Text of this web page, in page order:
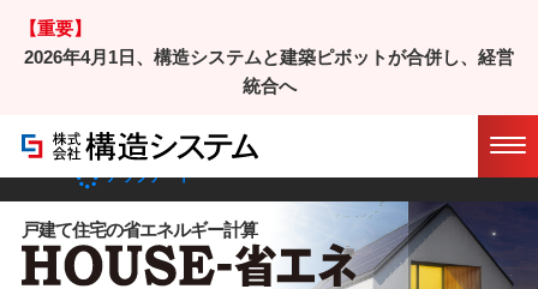
【重要】
2026年4月1日、構造システムと建築ピボットが合併し、経営
統合へ
/ 機能・操作方法
アップデート
戸建て住宅の省エネルギー計算